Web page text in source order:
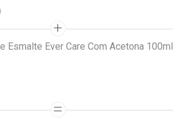
Esmalte Ever Care Com Acetona 100ml